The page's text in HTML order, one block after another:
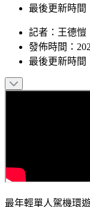
發佈時間：
最後更新時間
新了。上次創下紀